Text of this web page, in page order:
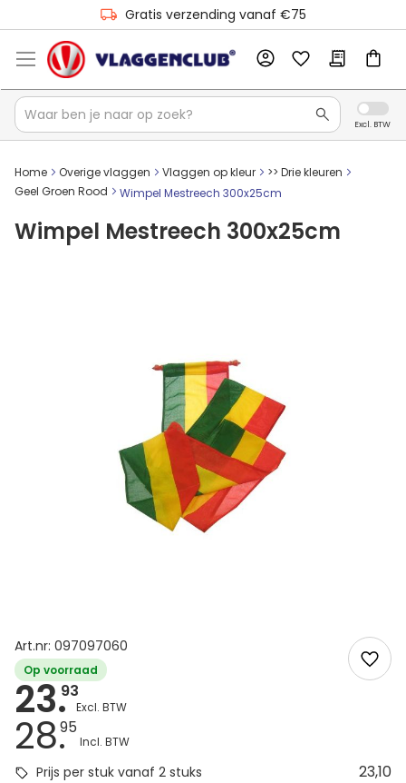
Gratis verzending vanaf €75
Home Overige vlaggen Vlaggen op kleur
>> Drie kleuren
Geel Groen Rood
Wimpel Mestreech 300x25cm
Wimpel Mestreech 300x25cm
Art.nr: 097097060
Op voorraad
23.93
28.95
Prijs per stuk vanaf 2 stuks 23,10